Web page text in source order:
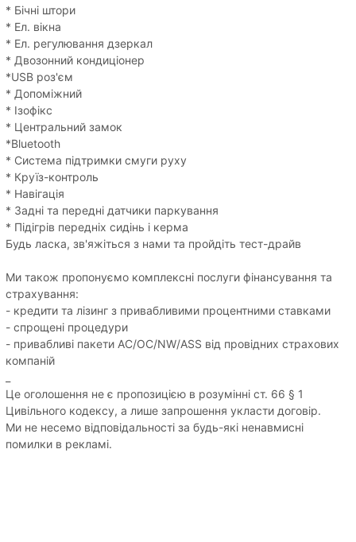
* Бічні штори
* Ел. вікна
* Ел. регулювання дзеркал
* Двозонний кондиціонер
*USB роз'єм
* Допоміжний
* Ізофікс
* Центральний замок
*Bluetooth
* Система підтримки смуги руху
* Круїз-контроль
* Навігація
* Задні та передні датчики паркування
* Підігрів передніх сидінь і керма
Будь ласка, зв'яжіться з нами та пройдіть тест-драйв
Ми також пропонуємо комплексні послуги фінансування та
страхування:
- кредити та лізинг з привабливими процентними ставками
- спрощені процедури
- привабливі пакети AC/OC/NW/ASS від провідних страхових
компаній
Це оголошення не є пропозицією в розумінні ст. 66 § 1
Цивільного кодексу, а лише запрошення укласти договір.
Ми не несемо відповідальності за будь-які ненавмисні
помилки в рекламі.